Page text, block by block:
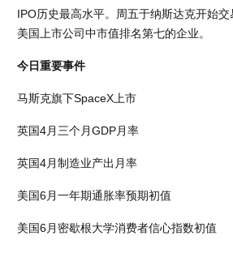
IPO历史最高水平。周五于纳斯达克开始
美国上市公司中市值排名第七的企业。
今日重要事件
马斯克旗下SpaceX上市
英国4月三个月GDP月率
英国4月制造业产出月率
美国6月一年期通胀率预期初值
美国6月密歇根大学消费者信心指数初值